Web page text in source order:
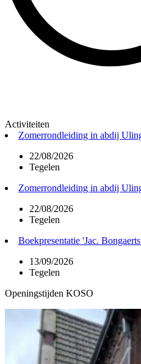
Activiteiten
Zomerrondleiding in abdij
22/08/2026
Tegelen
Zomerrondleiding in abdij
22/08/2026
Tegelen
Boekpresentatie 'Jac.
13/09/2026
Tegelen
Openingstijden KOSO